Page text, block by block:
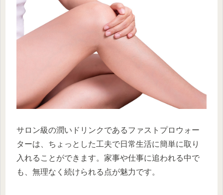
サロン級の潤いドリンクであるファストプロウォー
ターは、ちょっとした工夫で日常生活に簡単に取り
入れることができます。家事や仕事に追われる中で
も、無理なく続けられる点が魅力です。